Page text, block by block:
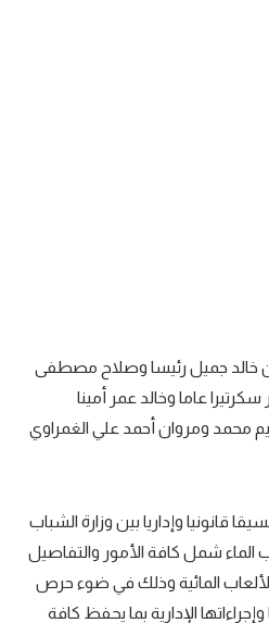
خالد جميل رئيسا وصلاح مصطفى
عاما وخالد عمر أمينا
محمد ومروان أحمد علي الغمراوي
قانونيا وإداريا بين وزارة الشباب
الماء شمل كافة الأمور والتفاصيل
للألعاب المائية وذلك في ضوء حرص
وإجراءاتها الإدارية بما يحفظ كافة